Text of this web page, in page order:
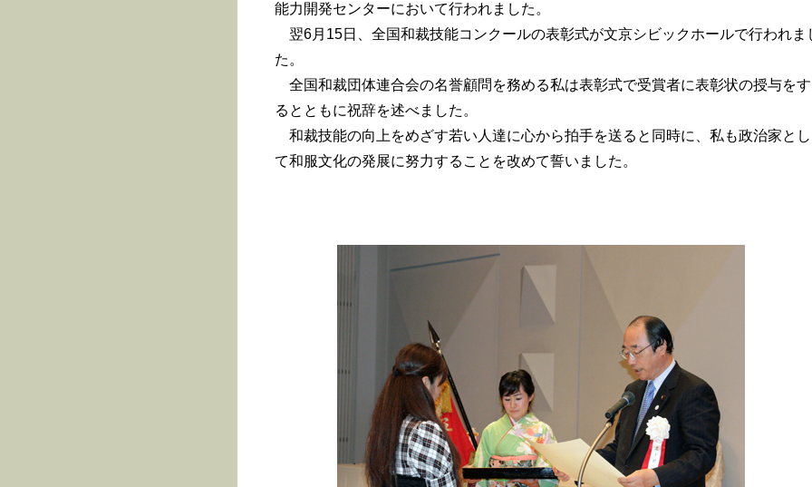
能力開発センターにおいて行われました。
翌6月15日、全国和裁技能コンクールの表彰式が文京シビックホールで行われま
た。
全国和裁団体連合会の名誉顧問を務める私は表彰式で受賞者に表彰状の授与をす
るとともに祝辞を述べました。
和裁技能の向上をめざす若い人達に心から拍手を送ると同時に、私も政治家とし
て和服文化の発展に努力することを改めて誓いました。